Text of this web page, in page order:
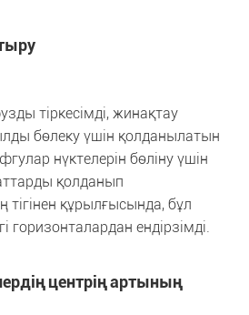
тіркесімді, жинақтау
бөлеку үшін қолданылатын
нүктелерін бөліну үшін
қолданып
құрылғысында, бұл
горизонталардан ендірзімді.
центрің артының